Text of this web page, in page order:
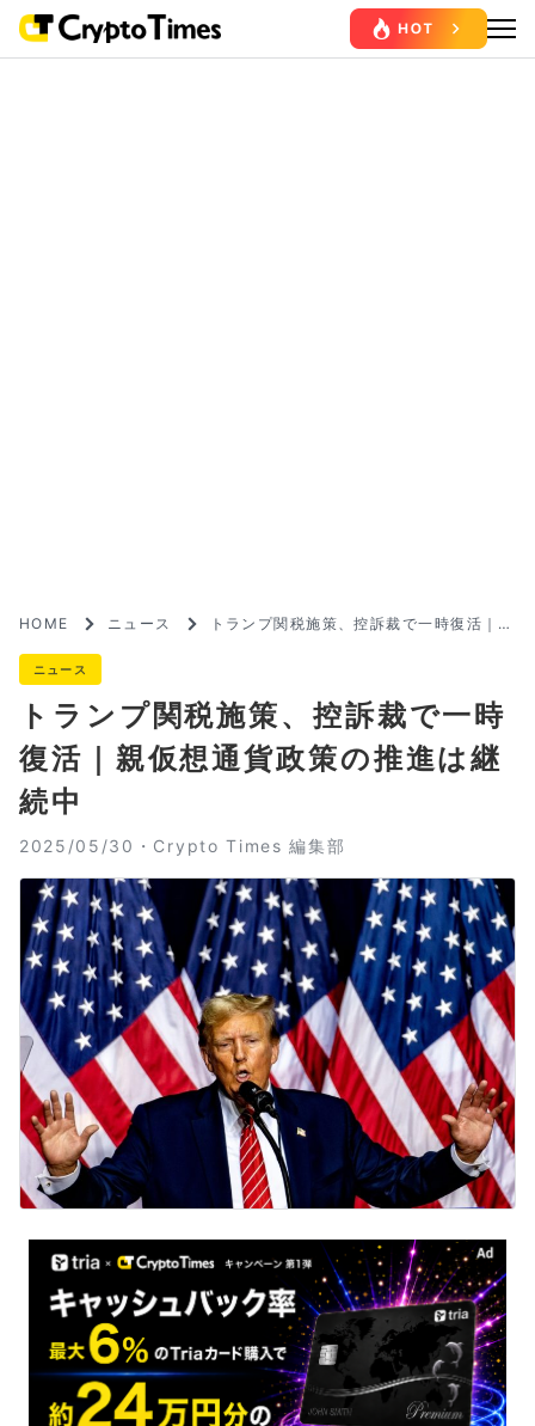
HOME ニュース
トランプ関税施策、控訴裁で一時復活｜親
ニュース
トランプ関税施策、控訴裁で一時
復活｜親仮想通貨政策の推進は継
続中
2025/05/30・ Crypto Times 編集部